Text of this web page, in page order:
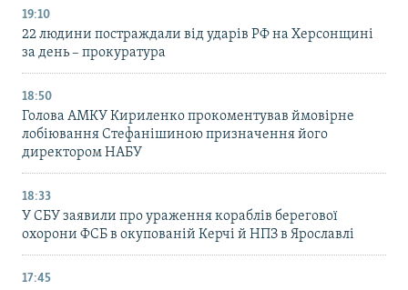
19:10
22 людини постраждали від ударів РФ на Херсонщині
за день – прокуратура
18:50
Голова АМКУ Кириленко прокоментував ймовірне
лобіювання Стефанішиною призначення його
директором НАБУ
18:33
У СБУ заявили про ураження кораблів берегової
охорони ФСБ в окупованій Керчі й НПЗ в Ярославлі
17:45